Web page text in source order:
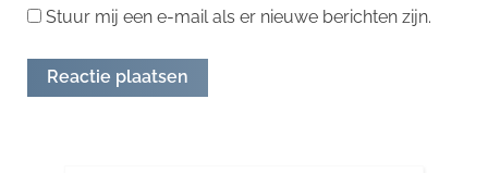
Stuur mij een e-mail als er nieuwe berichten zijn.